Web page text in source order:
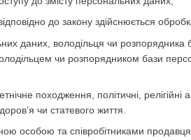
до закону здійснюється
даних, володільця чи
чи розпорядником бази
походження, політичні,
чи статевого життя.
особою та співробітниками